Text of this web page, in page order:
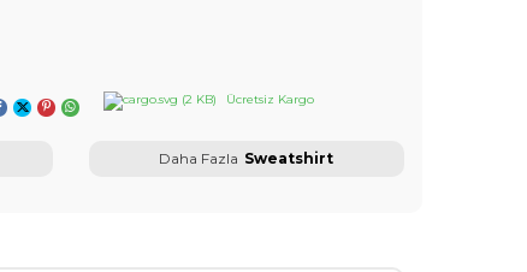
Ücretsiz Kargo
Daha Fazla Sweatshirt